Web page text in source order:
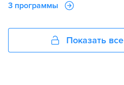
3 программы
Показать